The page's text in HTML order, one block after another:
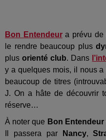
Bon Entendeura prévu de
le rendre beaucoup plus
plusorienté club. Dans
y a quelques mois, il nous
beaucoup de titres
J. On a hâte de découvrir
réserve…
À noter que Bon Entendeur
Il passera par
Nancy,